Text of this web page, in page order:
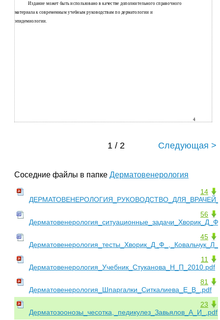
Издание может быть использовано в качестве дополнительного справочного
материала к современным учебным руководствам по дерматологии и
эпидемиологии.
4
1 / 2 Следующая >
Соседние файлы в папке Дерматовенерология
14
56
45
11
Дерматовенерология_Учебник_Стуканова_Н_П_2010.pdf
81
Дерматовенерология_Шпаргалки_Ситкалиева_Е_В_.pdf
23
Дерматозоонозы_чесотка,_педикулез_Завьялов_А_И_.pdf